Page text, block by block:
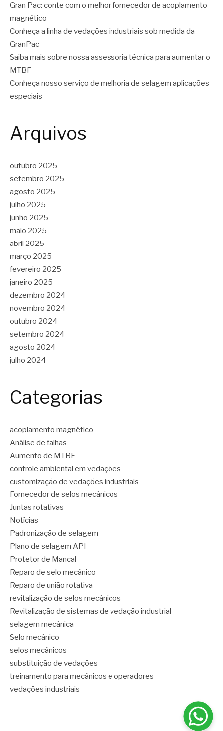
Gran Pac: conte com o melhor fornecedor de acoplamento
magnético
Conheça a linha de vedações industriais sob medida da
GranPac
Saiba mais sobre nossa assessoria técnica para aumentar o
MTBF
Conheça nosso serviço de melhoria de selagem aplicações
especiais
Arquivos
outubro 2025
setembro 2025
agosto 2025
julho 2025
junho 2025
maio 2025
abril 2025
março 2025
fevereiro 2025
janeiro 2025
dezembro 2024
novembro 2024
outubro 2024
setembro 2024
agosto 2024
julho 2024
Categorias
acoplamento magnético
Análise de falhas
Aumento de MTBF
controle ambiental em vedações
customização de vedações industriais
Fornecedor de selos mecânicos
Juntas rotativas
Notícias
Padronização de selagem
Plano de selagem API
Protetor de Mancal
Reparo de selo mecânico
Reparo de união rotativa
revitalização de selos mecânicos
Revitalização de sistemas de vedação industrial
selagem mecânica
Selo mecânico
selos mecânicos
substituição de vedações
treinamento para mecânicos e operadores
vedações industriais